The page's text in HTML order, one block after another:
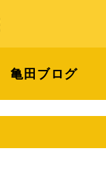
亀田ブログ